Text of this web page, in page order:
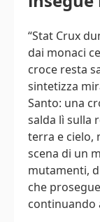
“Stat Crux
dai monaci
croce resta
sintetizza
Santo: una
salda lì sulla
terra e cielo,
scena di un
mutamenti,
che
continuando